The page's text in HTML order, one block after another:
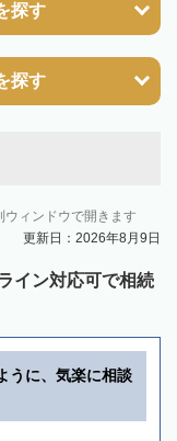
探す
探す
ィンドウで開きます
更新日：2026年8月9日
イン対応可で相続
うに、気楽に相談